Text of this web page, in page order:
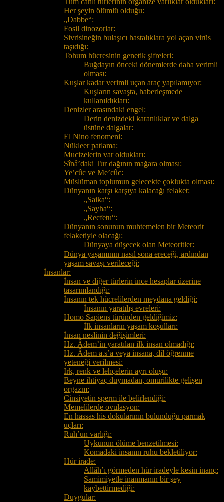
Her şeyin ölümlü olduğu:
„Dabbe“:
Fosil dinozorlar:
Sivrisineğin bulaşıcı hastalıklara yol açan virüs
taşıdığı:
Tohum hücresinin genetik şifreleri:
Buğdayın önceki dönemlerde daha verimli
olması:
Kuşlar kadar verimli uçan araç yapılamıyor:
Kuşların savaşta, haberleşmede
kullanıldıkları:
Denizler arasındaki engel:
Derin denizdeki karanlıklar ve dalga
üstüne dalgalar:
El Nino fenomeni:
Nükleer patlama:
Mucizelerin var oldukları:
Sînâ’daki Tur dağının mağara olması:
Ye’cûc ve Me’cûc:
Müslüman toplumun gelecekte çoklukta olması:
Dünyanın karşı karşıya kalacağı felaket:
„Saika“:
„Sayha“:
„Recfetu“:
Dünyanın sonunun muhtemelen bir Meteorit
felaketiyle olacağı:
Dünyaya düşecek olan Meteoritler:
Dünya yaşamının nasıl sona ereceği, ardından
yaşam savaşı verileceği:
İnsanlar:
İnsan ve diğer türlerin ince hesaplar üzerine
tasarımlandığı:
İnsanın tek hücrelilerden meydana geldiği:
İnsanın yaratılış evreleri:
Homo Sapiens türünden geldiğimiz:
İlk insanların yaşam koşulları:
İnsan neslinin değişimleri:
Hz. Âdem’in yaratılan ilk insan olmadığı:
Hz. Âdem a.s’a veya insana, dil öğrenme
yeteneği verilmesi:
Irk, renk ve lehçelerin ayrı oluşu:
Beyne ihtiyaç duymadan, omurilikte gelişen
orgazm:
Cinsiyetin sperm ile belirlendiği:
Memelilerde ovulasyon:
En hassas his dokularının bulunduğu parmak
uçları:
Ruh’un varlığı:
Uykunun ölüme benzetilmesi:
Komadaki insanın ruhu bekletiliyor:
Hür irade:
Allâh’ı görmeden hür iradeyle kesin inanç:
Samimiyetle inanmanın bir şey
kaybettirmediği:
Duygular: